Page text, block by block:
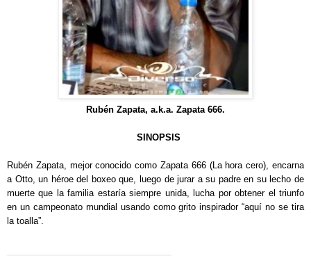
Rubén Zapata, a.k.a. Zapata 666.
SINOPSIS
Rubén Zapata, mejor conocido como Zapata 666 (La hora cero), encarna
a Otto, un héroe del boxeo que, luego de jurar a su padre en su lecho de
muerte que la familia estaría siempre unida, lucha por obtener el triunfo
en un campeonato mundial usando como grito inspirador “aquí no se tira
la toalla”.